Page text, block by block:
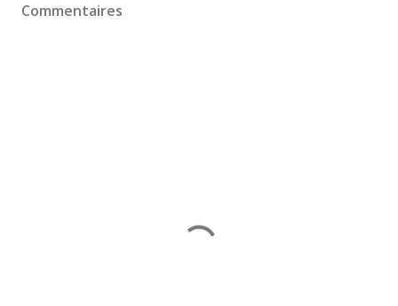
Commentaires